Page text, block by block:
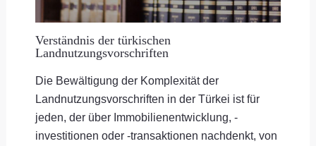
Verständnis der türkischen
Landnutzungsvorschriften
Die Bewältigung der Komplexität der
Landnutzungsvorschriften in der Türkei ist für
jeden, der über Immobilienentwicklung, -
investitionen oder -transaktionen nachdenkt, von